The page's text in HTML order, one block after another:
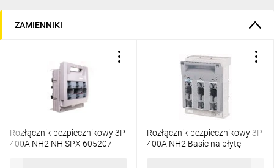
ZAMIENNIKI
Rozłącznik bezpiecznikowy 3P
400A NH2 NH SPX 605207
Rozłącznik bezpiecznikowy 3P
400A NH2 Basic na płytę